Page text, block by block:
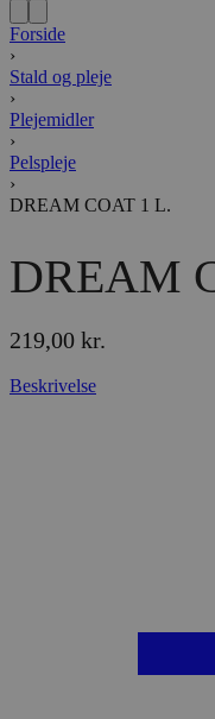
Forside
›
Stald og pleje
›
Plejemidler
›
Pelspleje
›
DREAM COAT 1 L.
DREAM
219,00 kr.
Beskrivelse